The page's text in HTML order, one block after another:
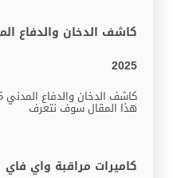
كاشف الدخان والدفاع
2025
هذا المقال سوف نتعرف
كاميرات مراقبة واي فاي